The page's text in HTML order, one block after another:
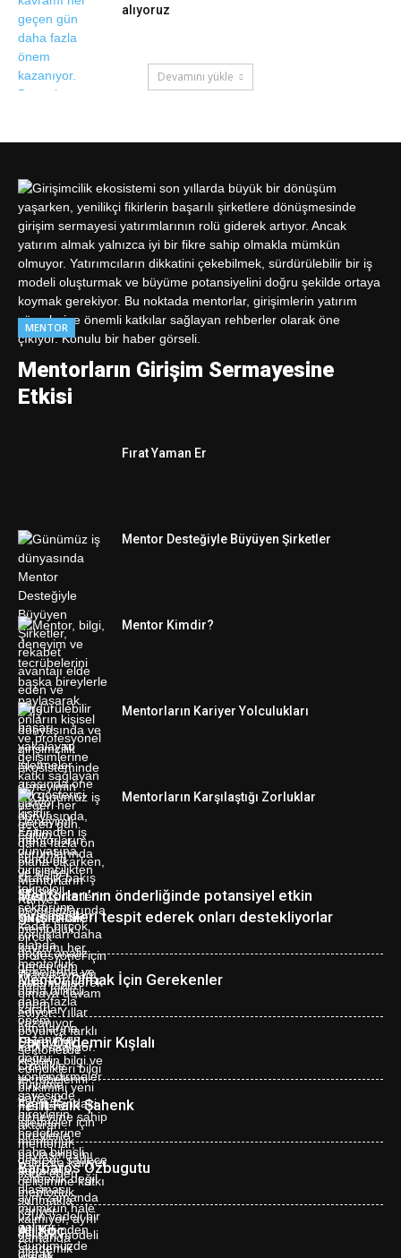
alıyoruz
Devamını yükle
MENTOR
Mentorların Girişim Sermayesine
Etkisi
Fırat Yaman Er
Mentor Desteğiyle Büyüyen Şirketler
Mentor Kimdir?
Mentorların Kariyer Yolculukları
Mentorların Karşılaştığı Zorluklar
Mentorları’nın önderliğinde potansiyel etkin
girişimcileri tespit ederek onları destekliyorlar
Mentor Olmak İçin Gerekenler
Ebru Özdemir Kışlalı
Ferit Faik Şahenk
Barbaros Özbugutu
Ali Koç